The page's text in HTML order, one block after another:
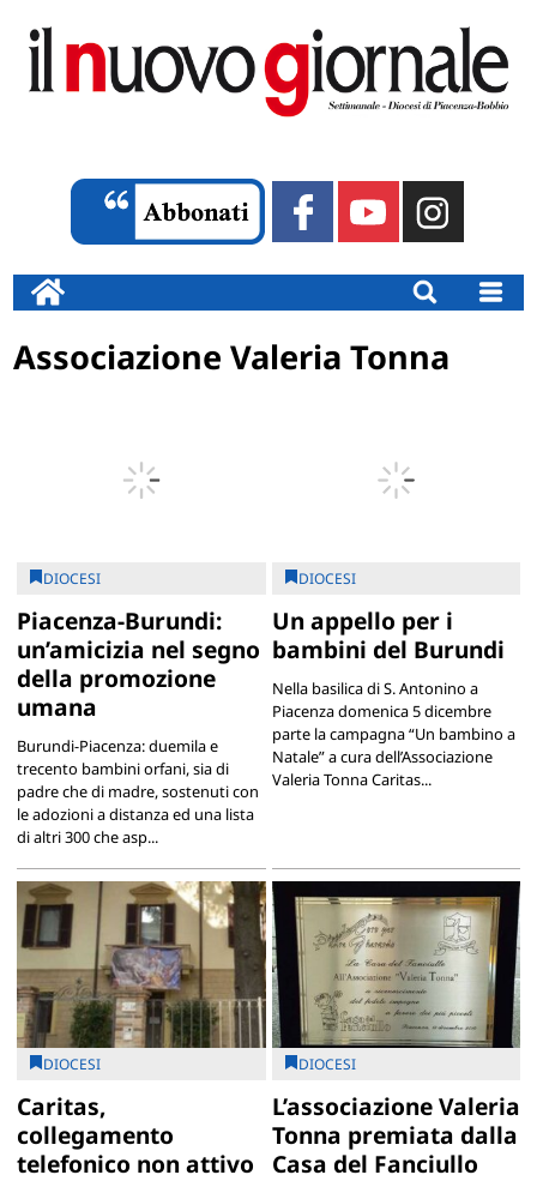
Associazione Valeria Tonna
DIOCESI
Piacenza-Burundi:
un’amicizia nel segno
della promozione
umana
Burundi-Piacenza: duemila e
trecento bambini orfani, sia di
padre che di madre, sostenuti con
le adozioni a distanza ed una lista
di altri 300 che asp...
DIOCESI
Un appello per i
bambini del Burundi
Nella basilica di S. Antonino a
Piacenza domenica 5 dicembre
parte la campagna “Un bambino a
Natale” a cura dell’Associazione
Valeria Tonna Caritas...
DIOCESI
Caritas,
collegamento
telefonico non attivo
DIOCESI
L’associazione Valeria
Tonna premiata dalla
Casa del Fanciullo